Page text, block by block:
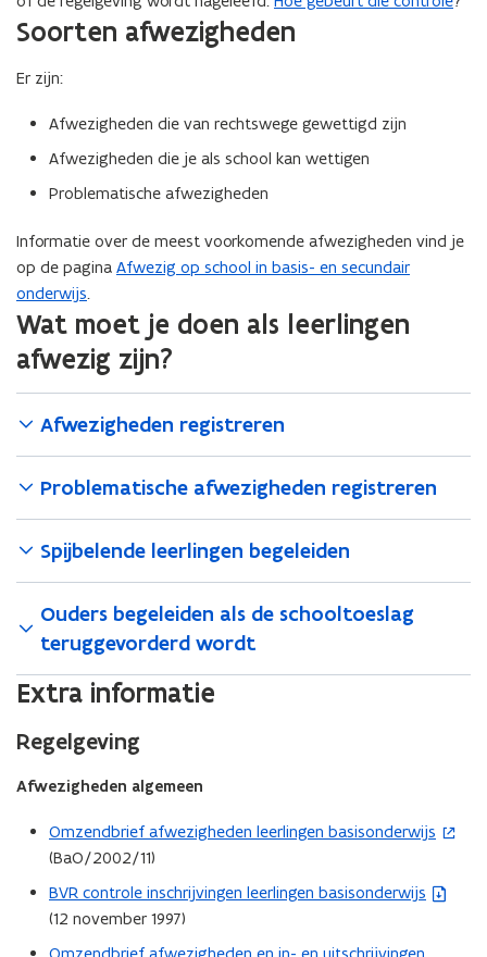
n
u
s
t
r
p
e
n
i
u
w
e
n
t
e
r
)
d
n
t
i
n
i
u
e
n
e
r
)
i
e
u
w
e
n
t
r
)
Soorten afwezigheden
Er zijn:
Afwezigheden die van rechtswege gewettigd zijn
Afwezigheden die je als school kan wettigen
Problematische afwezigheden
Informatie over de meest voorkomende afwezigheden vind je
op de pagina Afwezig op school in basis- en secundair
onderwijs.
Wat moet je doen als leerlingen
afwezig zijn?
Afwezigheden registreren
Problematische afwezigheden registreren
Spijbelende leerlingen begeleiden
Ouders begeleiden als de schooltoeslag
teruggevorderd wordt
Extra informatie
Regelgeving
Afwezigheden algemeen
Omzendbrief afwezigheden leerlingen basisonderwijs
(
o
p
e
(BaO/2002/11)
BVR controle inschrijvingen leerlingen basisonderwijs
(
b
e
(12 november 1997)